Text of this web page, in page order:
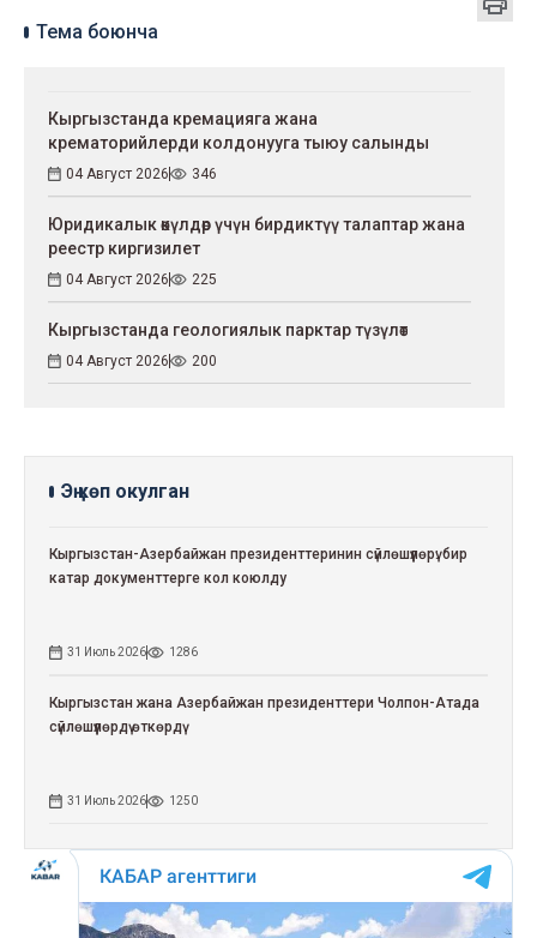
Тема боюнча
Кыргызстанда кремацияга жана
крематорийлерди колдонууга тыюу салынды
04 Август 2026 346
Юридикалык өкүлдөр үчүн бирдиктүү талаптар жана
реестр киргизилет
04 Август 2026 225
Кыргызстанда геологиялык парктар түзүлөт
04 Август 2026 200
Эң көп окулган
Кыргызстан-Азербайжан президенттеринин сүйлөшүүлөрү: бир
катар документтерге кол коюлду
31 Июль 2026 1286
Кыргызстан жана Азербайжан президенттери Чолпон-Атада
сүйлөшүүлөрдү өткөрдү
31 Июль 2026 1250